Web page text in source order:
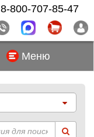
Меню
8-800-707-85-47